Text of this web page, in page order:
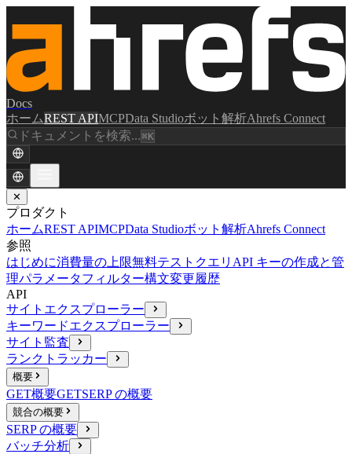
Docs
ホームREST APIMCPData Studioボット解析Ahrefs Connect
ドキュメントを検索...⌘K
✕
プロダクト
ホームREST APIMCPData Studioボット解析Ahrefs Connect
参照
はじめに消費量の上限無料テストクエリ API キーの作成と管
理パラメータフィルター構文変更履歴
API
サイトエクスプローラー
キーワードエクスプローラー
サイト監査
ランクトラッカー
概要
GET概要GETSERP の概要
競合の概要
SERP の概要
バッチ分析